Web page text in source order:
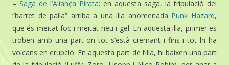
– Saga de l’Aliança Pirata: en aquesta saga, la tripulació del
“barret de palla” arriba a una illa anomenada Punk Hazard,
que és meitat foc i meitat neu i gel. En aquesta illa, primer es
troben amb una part on tot s’està cremant i fins i tot hi ha
volcans en erupció. En aquesta part de l’illa, hi baixen una part